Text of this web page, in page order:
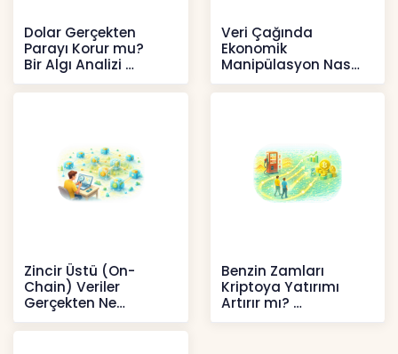
Dolar Gerçekten
Parayı Korur mu?
Bir Algı Analizi
İçerikler
Veri Çağında
Ekonomik
Manipülasyon Nasıl
Şekil Değiştirdi?
İçerikler
Zincir Üstü (On-
Chain) Veriler
Gerçekten Ne
Anlatır?
Kripto
Benzin Zamları
Kriptoya Yatırımı
Artırır mı?
Kripto